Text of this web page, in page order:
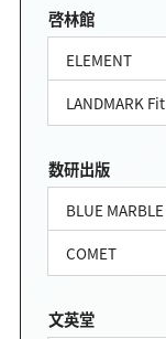
啓林館
ELEMENT
LANDMARK Fit
数研出版
BLUE MARBLE
COMET
文英堂